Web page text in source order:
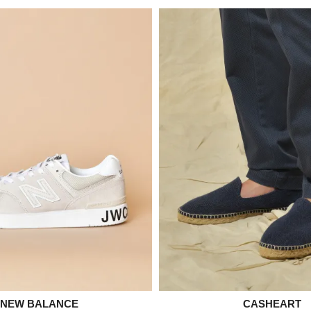
Aperçu rapide
NEW BALANCE Aperçu rapide
CASHEART